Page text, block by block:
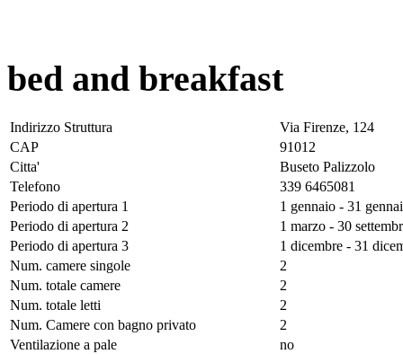
bed and breakfast
Indirizzo Struttura
Via Firenze, 124
CAP
91012
Citta'
Buseto Palizzolo
Telefono
339 6465081
Periodo di apertura 1
1 gennaio - 31
Periodo di apertura 2
1 marzo - 30
Periodo di apertura 3
1 dicembre - 31
Num. camere singole
2
Num. totale camere
2
Num. totale letti
2
Num. Camere con bagno privato
2
Ventilazione a pale
no